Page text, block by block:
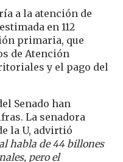
a la atención de
en 112
primaria, que
de Atención
y el pago del
Senado han
La senadora
la U, advirtió
habla de 44 billones
pero el